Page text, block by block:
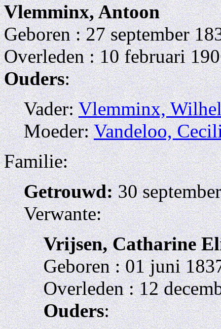
Vlemminx, Antoon
Geboren : 27 september
Overleden : 10 februari
Ouders:
Vader:Vlemminx,
Moeder:Vandeloo,
Familie:
Getrouwd:30
Verwante:
Vrijsen, Catharine
Geboren : 01 juni
Overleden : 12
Ouders: